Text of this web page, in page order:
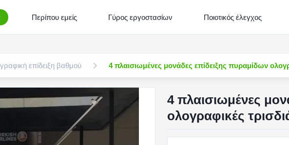
Περίπου εμείς Γύρος εργοστασίων Ποιοτικός έλεγχος
επίδειξη βαθμού 4 πλαισιωμένες μονάδες επίδειξης πυραμίδων
4 πλαισιωμένες
ολογραφικές